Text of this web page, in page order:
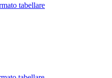
tabellare